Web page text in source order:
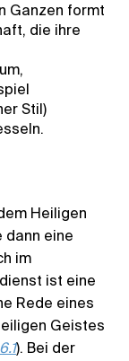
Ganzen formt
die ihre
Stil)
Heiligen
dann eine
im
ist eine
Rede eines
Geistes
). Bei der